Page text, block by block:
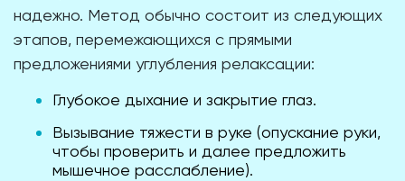
надежно. Метод обычно состоит из следующих
этапов, перемежающихся с прямыми
предложениями углубления релаксации:
Глубокое дыхание и закрытие глаз.
Вызывание тяжести в руке (опускание руки,
чтобы проверить и далее предложить
мышечное расслабление).